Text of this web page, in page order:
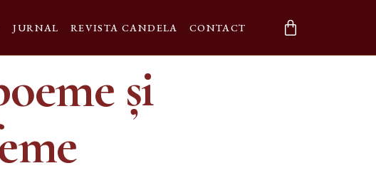
JURNAL REVISTA CANDELA CONTACT
și